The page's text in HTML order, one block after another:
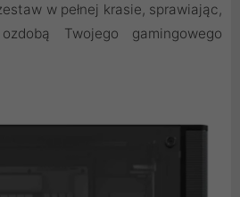
w pełnej krasie, sprawiając,
Twojego gamingowego